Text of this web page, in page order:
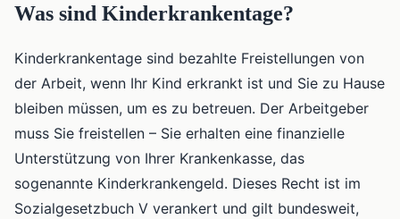
Was sind Kinderkrankentage?
Kinderkrankentage sind bezahlte Freistellungen von
der Arbeit, wenn Ihr Kind erkrankt ist und Sie zu Hause
bleiben müssen, um es zu betreuen. Der Arbeitgeber
muss Sie freistellen – Sie erhalten eine finanzielle
Unterstützung von Ihrer Krankenkasse, das
sogenannte Kinderkrankengeld. Dieses Recht ist im
Sozialgesetzbuch V verankert und gilt bundesweit,